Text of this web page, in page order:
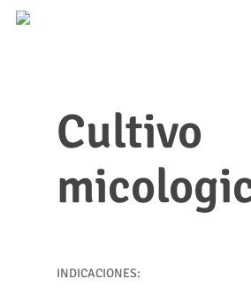
Skip
Cultivo
INDICACIONES: